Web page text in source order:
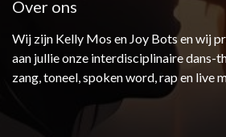
Over ons
Wij zijn Kelly Mos en Joy Bots en wij
aan jullie onze interdisciplinaire dans-
zang, toneel, spoken word, rap en live